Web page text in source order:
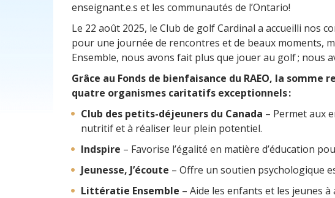
enseignant.e.s et les communautés de l’Ontario!
Le 22 août 2025, le Club de golf Cardinal a accueilli nos
pour une journée de rencontres et de beaux moments,
Ensemble, nous avons fait plus que jouer au golf ; nous
Grâce au Fonds de bienfaisance du RAEO, la
quatre organismes caritatifs exceptionnels :
Club des petits-déjeuners du Canada – Permet aux
nutritif et à réaliser leur plein potentiel.
Indspire – Favorise l’égalité en matière d’éducation
Jeunesse, J’écoute – Offre un soutien psychologique
Littératie Ensemble – Aide les enfants et les jeunes